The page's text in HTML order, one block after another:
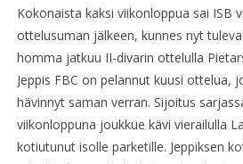
Kokonaista kaksi viikonloppua sai ISB
ottelusuman jälkeen, kunnes nyt
homma jatkuu II-divarin ottelulla
Jeppis FBC on pelannut kuusi ottelua,
hävinnyt saman verran. Sijoitus
viikonloppuna joukkue kävi vierailulla
kotiutunut isolle parketille. Jeppiksen